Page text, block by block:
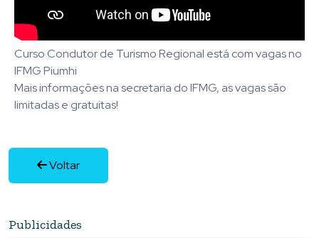
Curso Condutor de Turismo Regional está com vagas no
IFMG Piumhi
Mais informações na secretaria do IFMG, as vagas são
limitadas e gratuitas!
Voltar
Publicidades